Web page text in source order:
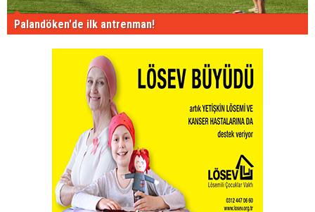
Palandöken'de ilk antrenman!